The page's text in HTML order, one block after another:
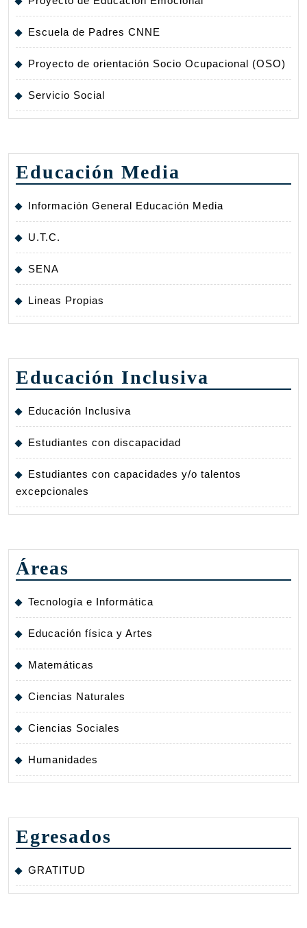
Escuela de Padres CNNE
Proyecto de orientación Socio Ocupacional (OSO)
Servicio Social
Educación Media
Información General Educación Media
U.T.C.
SENA
Lineas Propias
Educación Inclusiva
Educación Inclusiva
Estudiantes con discapacidad
Estudiantes con capacidades y/o talentos
excepcionales
Áreas
Tecnología e Informática
Educación física y Artes
Matemáticas
Ciencias Naturales
Ciencias Sociales
Humanidades
Egresados
GRATITUD